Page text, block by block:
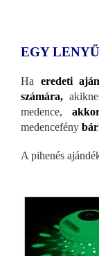
EGY
Ha eredeti
számára,
medence,
medencefény
A pihenés